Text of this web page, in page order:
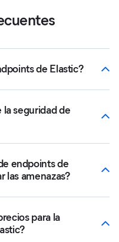
de Elastic?
la seguridad de
endpoints de
las amenazas?
para la